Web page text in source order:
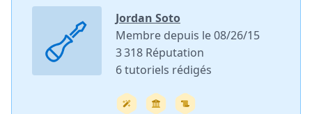
Jordan Soto
Membre depuis le 08/26/15
3 318 Réputation
6 tutoriels rédigés